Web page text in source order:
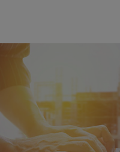
COMPARATIVO
Compare os seus veículos